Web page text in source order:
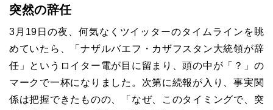
突然の辞任
3月19日の夜、何気なくツイッターのタイムラインを眺
めていたら、「ナザルバエフ・カザフスタン大統領が辞
任」というロイター電が目に留まり、頭の中が「？」の
マークで一杯になりました。次第に続報が入り、事実関
係は把握できたものの、「なぜ、このタイミングで、突